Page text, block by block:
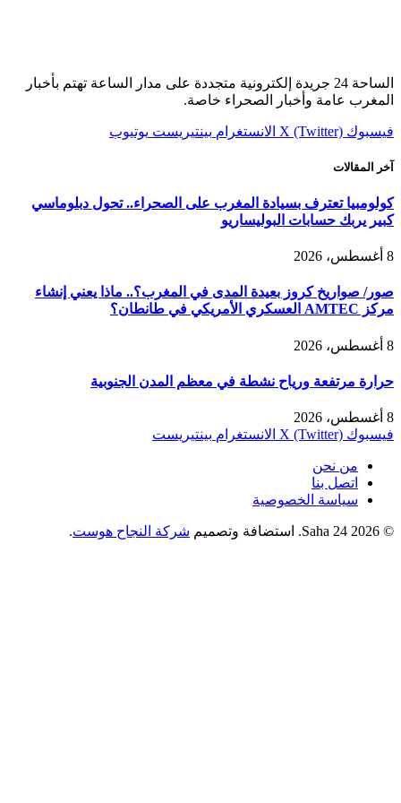
الساحة 24 جريدة إلكترونية متجددة على مدار الساعة تهتم بأخبار
المغرب عامة وأخبار الصحراء خاصة.
فيسبوك X (Twitter) الانستغرام بينتيريست يوتيوب
آخر المقالات
كولومبيا تعترف بسيادة المغرب على الصحراء.. تحول دبلوماسي
كبير يربك حسابات البوليساريو
8 أغسطس، 2026
صور/ صواريخ كروز بعيدة المدى في المغرب؟.. ماذا يعني إنشاء
مركز AMTEC العسكري الأمريكي في طانطان؟
8 أغسطس، 2026
حرارة مرتفعة ورياح نشطة في معظم المدن الجنوبية
8 أغسطس، 2026
فيسبوك X (Twitter) الانستغرام بينتيريست
من نحن
اتصل بنا
سياسة الخصوصية
© 2026 Saha 24. استضافة وتصميم شركة النجاح هوست.